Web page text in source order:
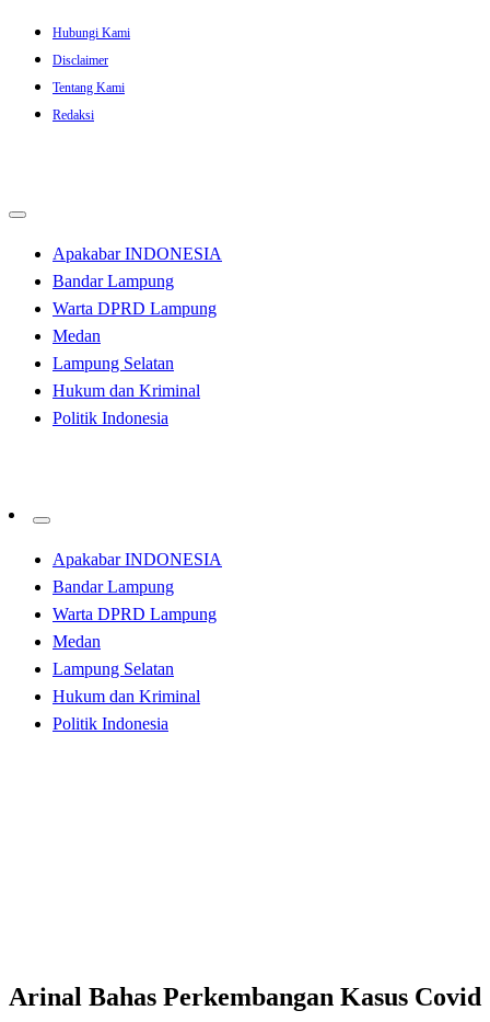
Skip
content
Hubungi Kami
Disclaimer
Tentang Kami
Redaksi
Apakabar INDONESIA
Bandar Lampung
Warta DPRD Lampung
Medan
Lampung Selatan
Hukum dan Kriminal
Politik Indonesia
Apakabar INDONESIA
Bandar Lampung
Warta DPRD Lampung
Medan
Lampung Selatan
Hukum dan Kriminal
Politik Indonesia
Arinal Bahas Perkembangan Kasus Covid